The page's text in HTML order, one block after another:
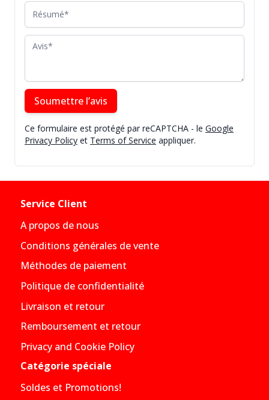
Résumé
Avis
Soumettre l’avis
Ce formulaire est protégé par reCAPTCHA - le Google
Privacy Policy et Terms of Service appliquer.
Service Client
A propos de nous
Conditions générales de vente
Méthodes de paiement
Politique de confidentialité
Livraison et retour
Remboursement et retour
Privacy and Cookie Policy
Catégorie spéciale
Soldes et Promotions!